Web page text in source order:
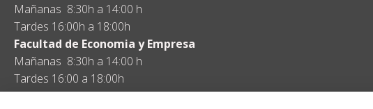
Mañanas 8:30h a 14:00 h
Tardes 16:00h a 18:00h
Facultad de Economia y Empresa
Mañanas 8:30h a 14:00 h
Tardes 16:00 a 18:00h